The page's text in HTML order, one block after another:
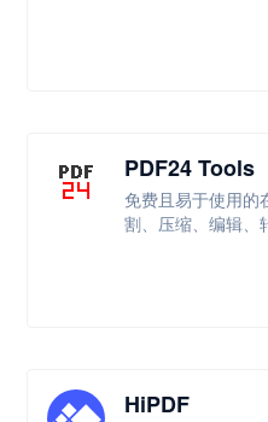
PDF24 Tools
免费且易于使用的
割、压缩、编辑、
HiPDF